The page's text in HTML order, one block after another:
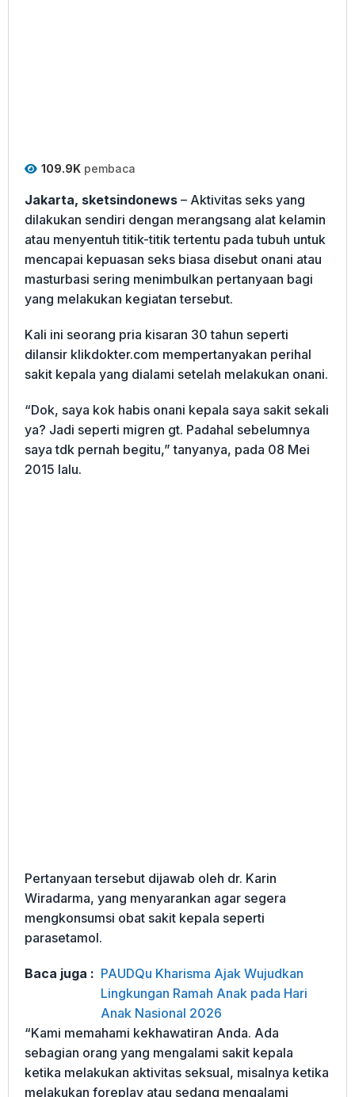
109.9K pembaca
Jakarta, sketsindonews – Aktivitas seks yang
dilakukan sendiri dengan merangsang alat kelamin
atau menyentuh titik-titik tertentu pada tubuh untuk
mencapai kepuasan seks biasa disebut onani atau
masturbasi sering menimbulkan pertanyaan bagi
yang melakukan kegiatan tersebut.
Kali ini seorang pria kisaran 30 tahun seperti
dilansir klikdokter.com mempertanyakan perihal
sakit kepala yang dialami setelah melakukan onani.
“Dok, saya kok habis onani kepala saya sakit sekali
ya? Jadi seperti migren gt. Padahal sebelumnya
saya tdk pernah begitu,” tanyanya, pada 08 Mei
2015 lalu.
Pertanyaan tersebut dijawab oleh dr. Karin
Wiradarma, yang menyarankan agar segera
mengkonsumsi obat sakit kepala seperti
parasetamol.
Baca juga : PAUDQu Kharisma Ajak Wujudkan
Lingkungan Ramah Anak pada Hari
Anak Nasional 2026
“Kami memahami kekhawatiran Anda. Ada
sebagian orang yang mengalami sakit kepala
ketika melakukan aktivitas seksual, misalnya ketika
melakukan foreplay atau sedang mengalami